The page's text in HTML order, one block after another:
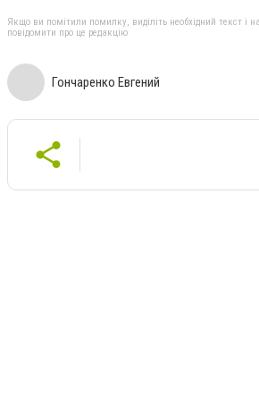
Якщо ви помітили помилку, виділіть необхідний текст і
повідомити про це редакцію
Гончаренко Евгений